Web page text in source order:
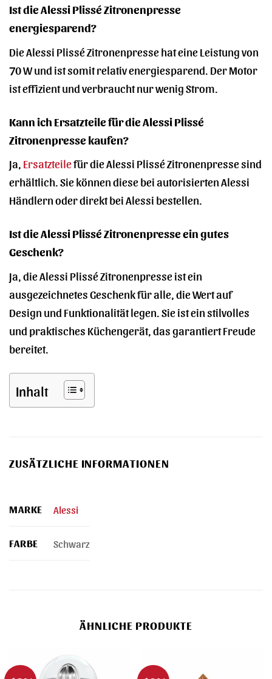
Ist die Alessi Plissé Zitronenpresse
energiesparend?
Die Alessi Plissé Zitronenpresse hat eine Leistung von
70 W und ist somit relativ energiesparend. Der Motor
ist effizient und verbraucht nur wenig Strom.
Kann ich Ersatzteile für die Alessi Plissé
Zitronenpresse kaufen?
Ja, Ersatzteilefür die Alessi Plissé Zitronenpresse sind
erhältlich. Sie können diese bei autorisierten Alessi
Händlern oder direkt bei Alessi bestellen.
Ist die Alessi Plissé Zitronenpresse ein gutes
Geschenk?
Ja, die Alessi Plissé Zitronenpresse ist ein
ausgezeichnetes Geschenk für alle, die Wert auf
Design und Funktionalität legen. Sie ist ein stilvolles
und praktisches Küchengerät, das garantiert Freude
bereitet.
Inhalt
ZUSÄTZLICHE INFORMATIONEN
MARKE Alessi
FARBE Schwarz
ÄHNLICHE PRODUKTE